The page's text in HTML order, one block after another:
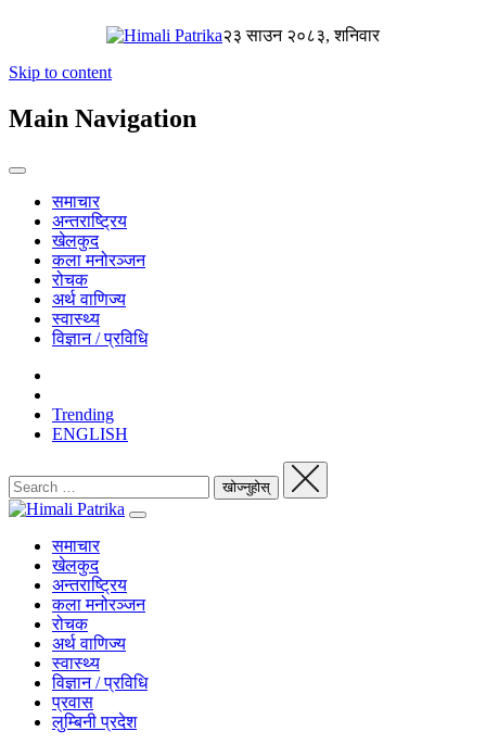
२३ साउन २०८३, शनिवार
Skip to content
Main Navigation
समाचार
अन्तराष्ट्रिय
खेलकुद
कला मनोरञ्जन
रोचक
अर्थ वाणिज्य
स्वास्थ्य
विज्ञान / प्रविधि
Trending
ENGLISH
समाचार
खेलकुद
अन्तराष्ट्रिय
कला मनोरञ्जन
रोचक
अर्थ वाणिज्य
स्वास्थ्य
विज्ञान / प्रविधि
प्रवास
लुम्बिनी प्रदेश